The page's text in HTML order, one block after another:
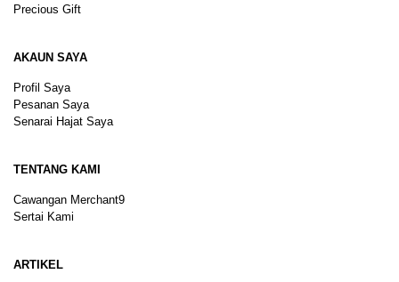
Precious Gift
AKAUN SAYA
Profil Saya
Pesanan Saya
Senarai Hajat Saya
TENTANG KAMI
Cawangan Merchant9
Sertai Kami
ARTIKEL